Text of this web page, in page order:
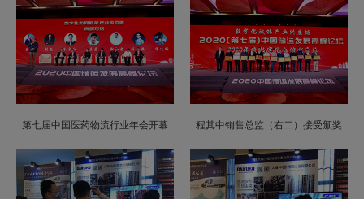
第七届中国医药物流行业年会开幕 程其中销售总监（右二）接受颁奖